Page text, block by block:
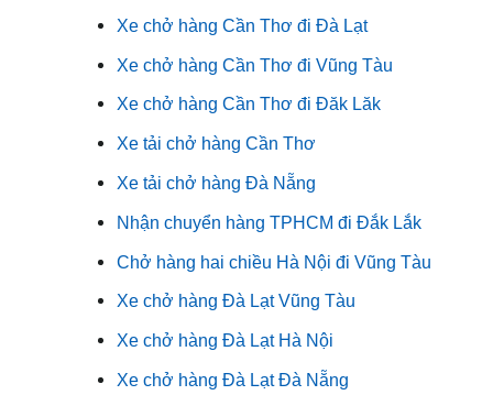
Xe chở hàng Cần Thơ đi Đà Lạt
Xe chở hàng Cần Thơ đi Vũng Tàu
Xe chở hàng Cần Thơ đi Đăk Lăk
Xe tải chở hàng Cần Thơ
Xe tải chở hàng Đà Nẵng
Nhận chuyển hàng TPHCM đi Đắk Lắk
Chở hàng hai chiều Hà Nội đi Vũng Tàu
Xe chở hàng Đà Lạt Vũng Tàu
Xe chở hàng Đà Lạt Hà Nội
Xe chở hàng Đà Lạt Đà Nẵng